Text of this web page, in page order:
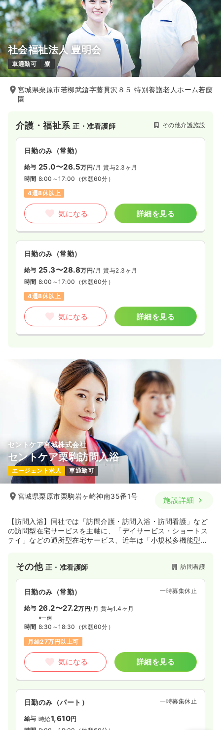
社会福祉法人 豊明会
車通勤可 寮
宮城県栗原市若柳武鎗字藤貫沢８５ 特別養護老人ホーム若藤
園
介護・福祉系正・准看護師 その他介護施設
日勤のみ（常勤）
給与 25.0〜26.5万円/月 賞与2.3ヶ月
時間 8:00～17:00 （休憩60分）
4週8休以上
気になる 詳細を見る
日勤のみ（常勤）
給与 25.3〜28.8万円/月 賞与2.3ヶ月
時間 8:00～17:00 （休憩60分）
4週8休以上
気になる 詳細を見る
セントケア宮城株式会社
セントケア栗駒訪問入浴
エージェント求人 車通勤可
宮城県栗原市栗駒岩ヶ崎神南35番1号 施設詳細
【訪問入浴】同社では「訪問介護・訪問入浴・訪問看護」など
の訪問型在宅サービスを主軸に、「デイサービス・ショートス
テイ」などの通所型在宅サービス、近年は「小規模多機能型居
在宅看護分野における「ワンストップ・サービス機能」の充実
に取組んでおります。
その他 正・准看護師 訪問看護
日勤のみ（常勤） 一時募集休止
給与 26.2〜27.2万円/月 賞与1.4ヶ月
※一例
時間 8:30～18:30 （休憩60分）
月給27万円以上可
気になる 詳細を見る
日勤のみ（パート） 一時募集休止
給与 時給1,610円